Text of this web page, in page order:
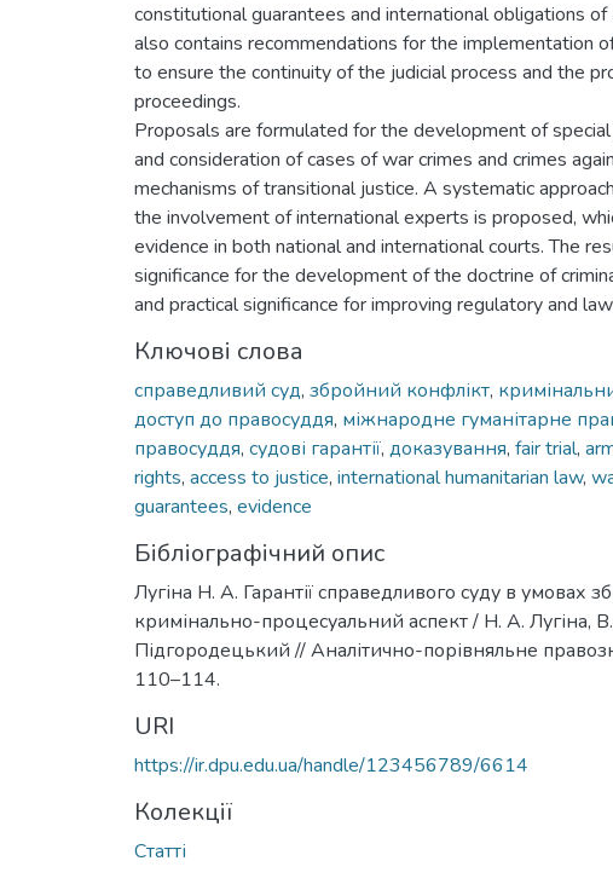
constitutional guarantees and international obligations
also contains recommendations for the implementation
to ensure the continuity of the judicial process and the
proceedings.
Proposals are formulated for the development of
and consideration of cases of war crimes and crimes
mechanisms of transitional justice. A systematic
the involvement of international experts is proposed,
evidence in both national and international courts. The
significance for the development of the doctrine of
and practical significance for improving regulatory and
Ключові слова
справедливий суд, збройний конфлікт,
доступ до правосуддя, міжнародне гуманітарне
правосуддя, судові гарантії, доказування, fair trial,
rights, access to justice, international humanitarian law,
guarantees, evidence
Бібліографічний опис
Лугіна Н. А. Гарантії справедливого суду в умовах
кримінально-процесуальний аспект / Н. А. Лугіна,
Підгородецький // Аналітично-порівняльне
110–114.
URI
https://ir.dpu.edu.ua/handle/123456789/6614
Колекції
Статті